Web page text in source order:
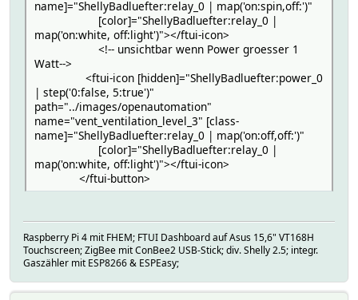
name]="ShellyBadluefter:relay_0 | map('on:spin,off:')"
[color]="ShellyBadluefter:relay_0 |
map('on:white, off:light')"></ftui-icon>
<!-- unsichtbar wenn Power groesser 1
Watt-->
<ftui-icon [hidden]="ShellyBadluefter:power_0
| step('0:false, 5:true')"
path="../images/openautomation"
name="vent_ventilation_level_3" [class-
name]="ShellyBadluefter:relay_0 | map('on:off,off:')"
[color]="ShellyBadluefter:relay_0 |
map('on:white, off:light')"></ftui-icon>
</ftui-button>
Raspberry Pi 4 mit FHEM; FTUI Dashboard auf Asus 15,6" VT168H
Touchscreen; ZigBee mit ConBee2 USB-Stick; div. Shelly 2.5; integr.
Gaszähler mit ESP8266 & ESPEasy;